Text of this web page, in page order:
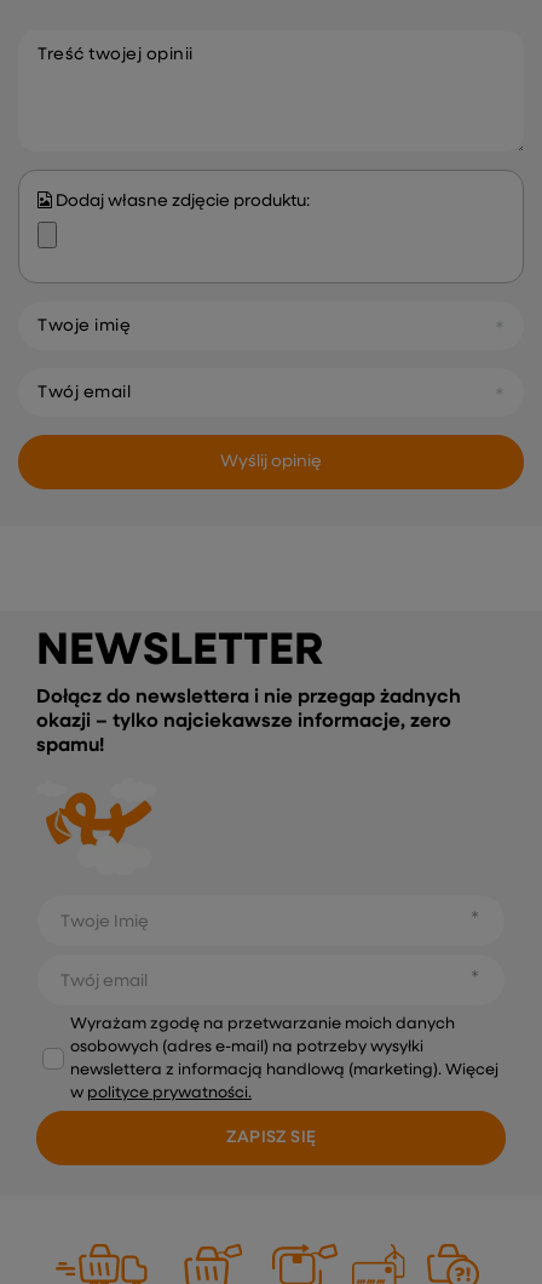
Treść twojej opinii
Dodaj własne zdjęcie produktu:
Twoje imię
Twój email
Wyślij opinię
NEWSLETTER
Dołącz do newslettera i nie przegap żadnych
okazji – tylko najciekawsze informacje, zero
spamu!
Twoje Imię
Twój email
Wyrażam zgodę na przetwarzanie moich danych
osobowych (adres e-mail) na potrzeby wysyłki
newslettera z informacją handlową (marketing). Więcej
w polityce prywatności.
ZAPISZ SIĘ